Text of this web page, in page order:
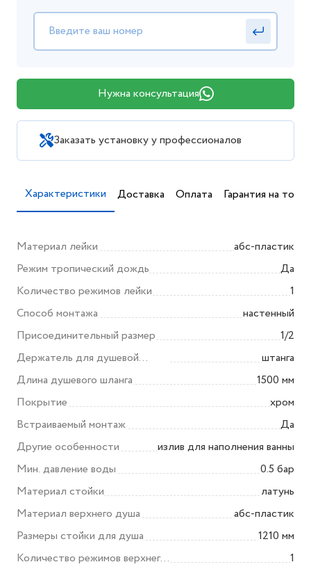
Нужна консультация
Заказать установку у профессионалов
Характеристики Доставка Оплата Гарантия на товар
Материал лейки
абс-пластик
Режим тропический дождь
Да
Количество режимов лейки
1
Способ монтажа
настенный
Присоединительный размер
1/2
Держатель для душевой
лейки
штанга
Длина душевого шланга
1500 мм
Покрытие
хром
Встраиваемый монтаж
Да
Другие особенности
излив для наполнения ванны
Мин. давление воды
0.5 бар
Материал стойки
латунь
Материал верхнего душа
абс-пластик
Размеры стойки для душа
1210 мм
Количество режимов верхнего
1